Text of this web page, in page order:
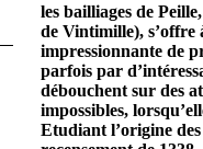
les bailliages de
de Vintimille), s’offre
impressionnante de
parfois par
débouchent sur des
impossibles,
Etudiant l’origine